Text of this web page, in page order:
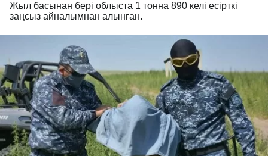
Жыл басынан бері облыста 1 тонна 890 келі есірткі
заңсыз айналымнан алынған.